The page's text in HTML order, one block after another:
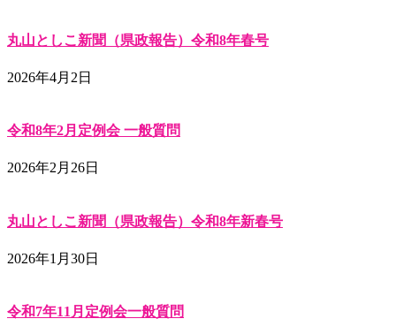
丸山としこ新聞（県政報告）令和8年春号
2026年4月2日
令和8年2月定例会 一般質問
2026年2月26日
丸山としこ新聞（県政報告）令和8年新春号
2026年1月30日
令和7年11月定例会一般質問